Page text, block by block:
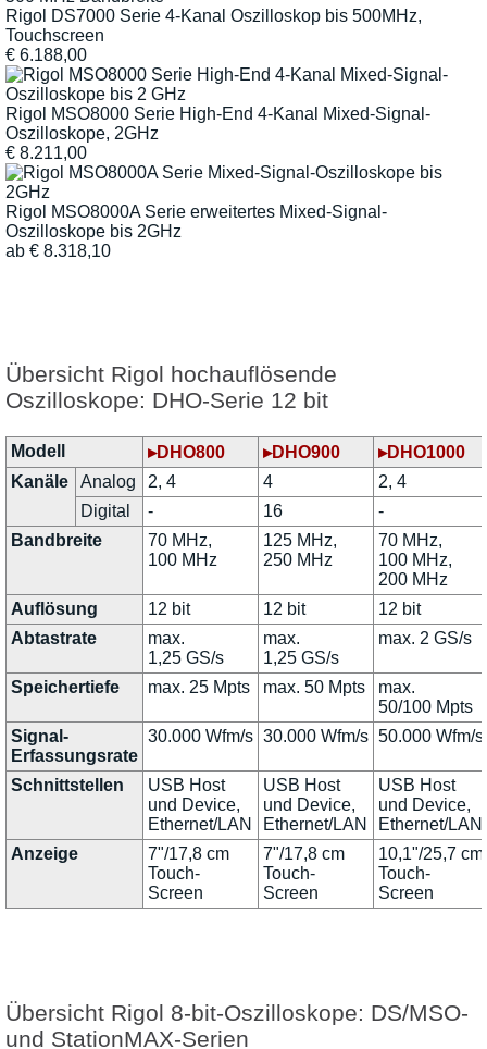
Rigol DS7000 Serie 4-Kanal Oszilloskop bis 500MHz,
Touchscreen
€ 6.188,00
Rigol MSO8000 Serie High-End 4-Kanal Mixed-Signal-
Oszilloskope, 2GHz
€ 8.211,00
Rigol MSO8000A Serie erweitertes Mixed-Signal-
Oszilloskope bis 2GHz
ab € 8.318,10
Übersicht Rigol hochauflösende
Oszilloskope: DHO-Serie 12 bit
Modell ▸DHO800 ▸DHO900
▸DHO1000
Kanäle
Analog 2, 4 4
2, 4
Digital
- 16
-
Bandbreite
70 MHz,
100 MHz
125 MHz,
250 MHz
70 MHz,
100 MHz,
200 MHz
Auflösung
12 bit 12 bit
12 bit
Abtastrate
max.
1,25 GS/s
max.
1,25 GS/s
max. 2 GS/s
Speichertiefe max. 25 Mpts max. 50 Mpts
max.
50/100 Mpts
Signal-
Erfassungsrate
30.000 Wfm/s 30.000 Wfm/s 50.000 Wfm/s
Schnittstellen
USB Host
und Device,
Ethernet/LAN
USB Host
und Device,
Ethernet/LAN
USB Host
und Device,
Ethernet/LAN
Anzeige
7"/17,8 cm
Touch-
Screen
7"/17,8 cm
Touch-
Screen
10,1"/25,7 cm
Touch-
Screen
Übersicht Rigol 8-bit-Oszilloskope: DS/MSO-
und StationMAX-Serien